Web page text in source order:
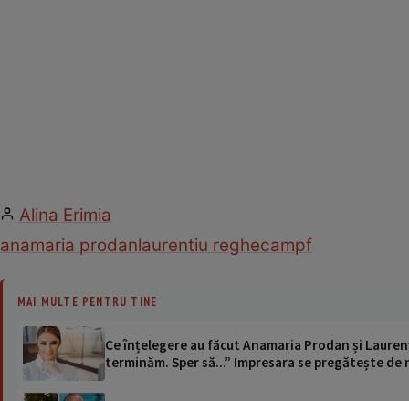
Alina Erimia
anamaria prodanlaurentiu reghecampf
MAI MULTE PENTRU TINE
Ce înțelegere au făcut Anamaria Prodan și
terminăm. Sper să...” Impresara se pregătește